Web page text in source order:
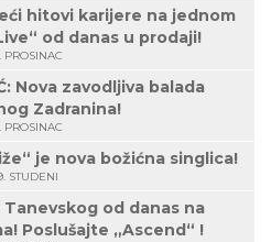
hitovi karijere na jednom
od danas u prodaji!
PROSINAC
Nova zavodljiva balada
Zadranina!
PROSINAC
je nova božićna singlica!
STUDENI
Tanevskog od danas na
Poslušajte „Ascend“ !